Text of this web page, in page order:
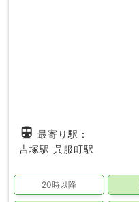
directions_subway 最寄り駅：
吉塚駅 呉服町駅
20時以降